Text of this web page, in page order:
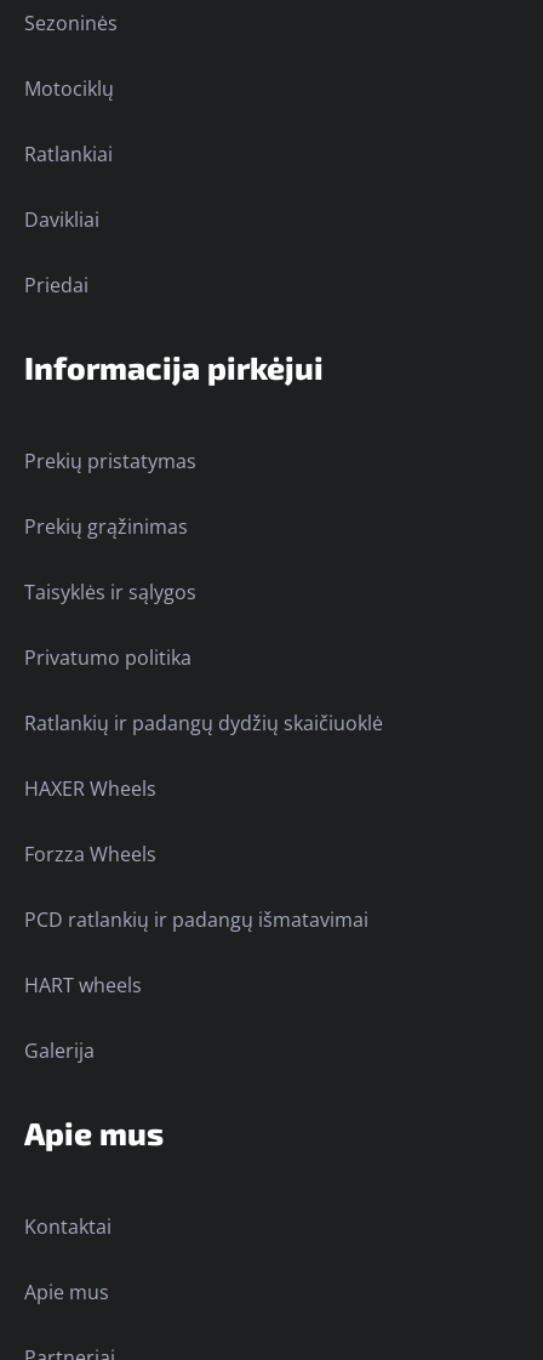
Sezoninės
Motociklų
Ratlankiai
Davikliai
Priedai
Informacija pirkėjui
Prekių pristatymas
Prekių grąžinimas
Taisyklės ir sąlygos
Privatumo politika
Ratlankių ir padangų dydžių skaičiuoklė
HAXER Wheels
Forzza Wheels
PCD ratlankių ir padangų išmatavimai
HART wheels
Galerija
Apie mus
Kontaktai
Apie mus